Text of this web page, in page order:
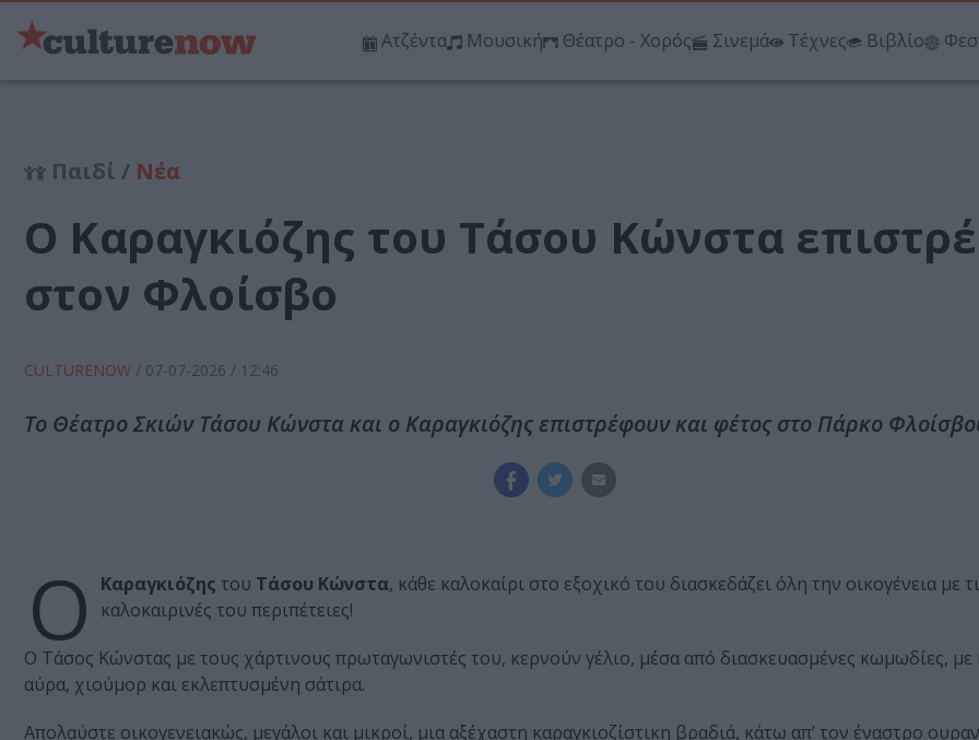
Ατζέντα Μουσική Θέατρο - Χορός Σινεμά Τέχνες Βιβλίο
Παιδί / Νέα
Ο Καραγκιόζης του Τάσου Κώνστα
στον Φλοίσβο
CULTURENOW / 07-07-2026 / 12:46
Το Θέατρο Σκιών Τάσου Κώνστα και ο Καραγκιόζης επιστρέφουν και φέτος στο Πάρκο
Ο Καραγκιόζης του Τάσου Κώνστα, κάθε καλοκαίρι στο εξοχικό του διασκεδάζει όλη την οικογένεια με
καλοκαιρινές του περιπέτειες!
Ο Τάσος Κώνστας με τους χάρτινους πρωταγωνιστές του, κερνούν γέλιο, μέσα από διασκευασμένες κωμωδίες, με
αύρα, χιούμορ και εκλεπτυσμένη σάτιρα.
Απολαύστε οικογενειακώς, μεγάλοι και μικροί, μια αξέχαστη καραγκιοζίστικη βραδιά, κάτω απ’ τον έναστρο